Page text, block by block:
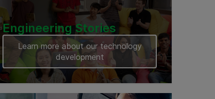
Engineering Stories
Learn more about our technology
development